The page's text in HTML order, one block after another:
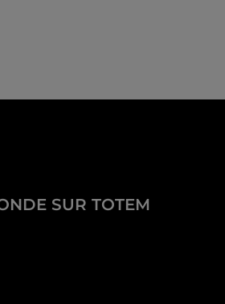
SUR TOTEM